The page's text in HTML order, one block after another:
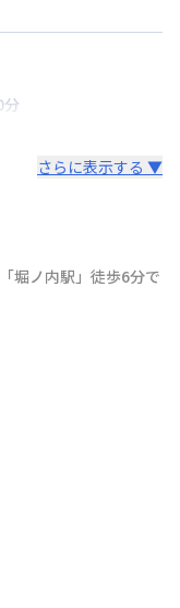
分
さらに表示する ▼
「堀ノ内駅 」 徒歩6分で